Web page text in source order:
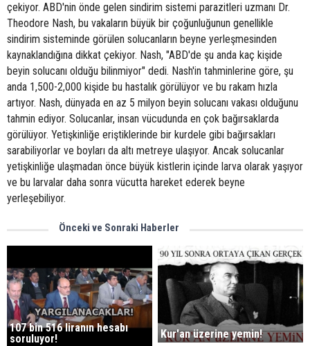
çekiyor. ABD'nin önde gelen sindirim sistemi parazitleri uzmanı Dr.
Theodore Nash, bu vakaların büyük bir çoğunluğunun genellikle
sindirim sisteminde görülen solucanların beyne yerleşmesinden
kaynaklandığına dikkat çekiyor. Nash, "ABD'de şu anda kaç kişide
beyin solucanı olduğu bilinmiyor" dedi. Nash'in tahminlerine göre, şu
anda 1,500-2,000 kişide bu hastalık görülüyor ve bu rakam hızla
artıyor. Nash, dünyada en az 5 milyon beyin solucanı vakası olduğunu
tahmin ediyor. Solucanlar, insan vücudunda en çok bağırsaklarda
görülüyor. Yetişkinliğe eriştiklerinde bir kurdele gibi bağırsakları
sarabiliyorlar ve boyları da altı metreye ulaşıyor. Ancak solucanlar
yetişkinliğe ulaşmadan önce büyük kistlerin içinde larva olarak yaşıyor
ve bu larvalar daha sonra vücutta hareket ederek beyne
yerleşebiliyor.
Önceki ve Sonraki Haberler
107 bin 516 liranın hesabı
soruluyor!
Kur'an üzerine yemin!